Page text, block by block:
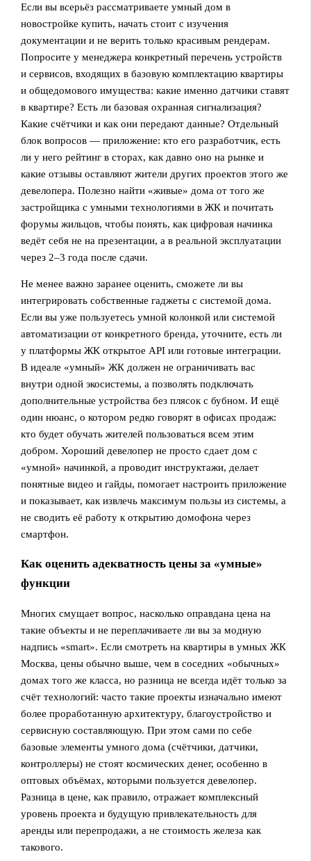
Если вы всерьёз рассматриваете умный дом в
новостройке купить, начать стоит с изучения
документации и не верить только красивым рендерам.
Попросите у менеджера конкретный перечень устройств
и сервисов, входящих в базовую комплектацию квартиры
и общедомового имущества: какие именно датчики ставят
в квартире? Есть ли базовая охранная сигнализация?
Какие счётчики и как они передают данные? Отдельный
блок вопросов — приложение: кто его разработчик, есть
ли у него рейтинг в сторах, как давно оно на рынке и
какие отзывы оставляют жители других проектов этого же
девелопера. Полезно найти «живые» дома от того же
застройщика с умными технологиями в ЖК и почитать
форумы жильцов, чтобы понять, как цифровая начинка
ведёт себя не на презентации, а в реальной эксплуатации
через 2–3 года после сдачи.
Не менее важно заранее оценить, сможете ли вы
интегрировать собственные гаджеты с системой дома.
Если вы уже пользуетесь умной колонкой или системой
автоматизации от конкретного бренда, уточните, есть ли
у платформы ЖК открытое API или готовые интеграции.
В идеале «умный» ЖК должен не ограничивать вас
внутри одной экосистемы, а позволять подключать
дополнительные устройства без плясок с бубном. И ещё
один нюанс, о котором редко говорят в офисах продаж:
кто будет обучать жителей пользоваться всем этим
добром. Хороший девелопер не просто сдает дом с
«умной» начинкой, а проводит инструктажи, делает
понятные видео и гайды, помогает настроить приложение
и показывает, как извлечь максимум пользы из системы, а
не сводить её работу к открытию домофона через
смартфон.
Как оценить адекватность цены за «умные»
функции
Многих смущает вопрос, насколько оправдана цена на
такие объекты и не переплачиваете ли вы за модную
надпись «smart». Если смотреть на квартиры в умных ЖК
Москва, цены обычно выше, чем в соседних «обычных»
домах того же класса, но разница не всегда идёт только за
счёт технологий: часто такие проекты изначально имеют
более проработанную архитектуру, благоустройство и
сервисную составляющую. При этом сами по себе
базовые элементы умного дома (счётчики, датчики,
контроллеры) не стоят космических денег, особенно в
оптовых объёмах, которыми пользуется девелопер.
Разница в цене, как правило, отражает комплексный
уровень проекта и будущую привлекательность для
аренды или перепродажи, а не стоимость железа как
такового.